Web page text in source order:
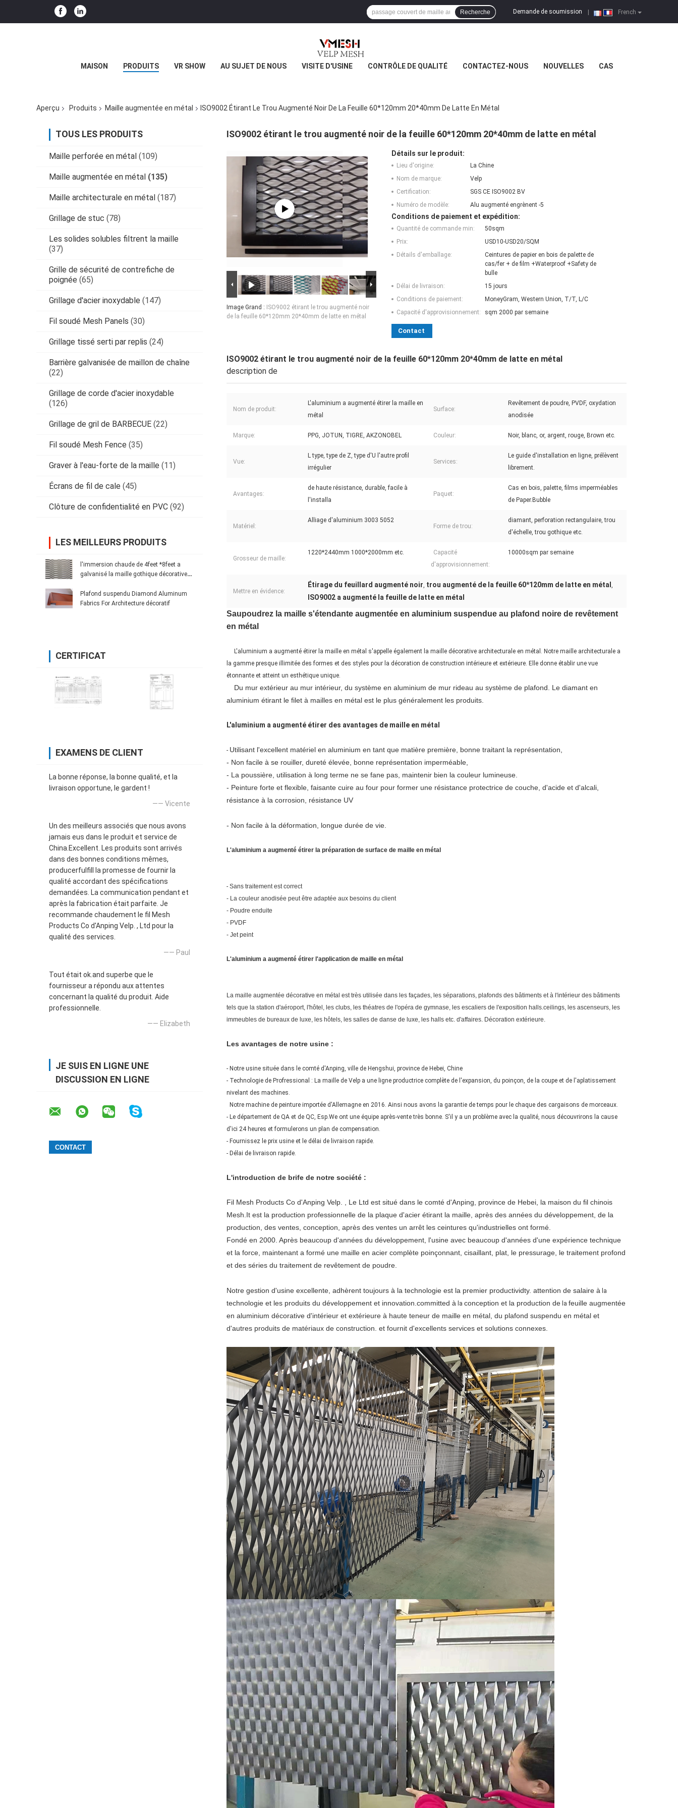
French
Demande de soumission
Recherche
MAISON PRODUITS VR SHOW AU SUJET DE NOUS VISITE D'USINE CONTRÔLE DE QUALITÉ CONTACTEZ-NOUS NOUVELLES CAS
Aperçu Produits Maille augmentée en métal ISO9002 Étirant Le Trou Augmenté Noir De La Feuille 60*120mm 20*40mm De Latte En Métal
TOUS LES PRODUITS
Maille perforée en métal (109)
Maille augmentée en métal (135)
Maille architecturale en métal (187)
Grillage de stuc (78)
Les solides solubles filtrent la maille
(37)
Grille de sécurité de contrefiche de
poignée (65)
Grillage d'acier inoxydable (147)
Fil soudé Mesh Panels (30)
Grillage tissé serti par replis (24)
Barrière galvanisée de maillon de chaîne
(22)
Grillage de corde d'acier inoxydable
(126)
Grillage de gril de BARBECUE (22)
Fil soudé Mesh Fence (35)
Graver à l'eau-forte de la maille (11)
Écrans de fil de cale (45)
Clôture de confidentialité en PVC (92)
LES MEILLEURS PRODUITS
l'immersion chaude de 4feet *8feet a
galvanisé la maille gothique décorative
Plafond suspendu Diamond Aluminum
Fabrics For Architecture décoratif
CERTIFICAT
EXAMENS DE CLIENT
La bonne réponse, la bonne qualité, et la
livraison opportune, le gardent !
—— Vicente
Un des meilleurs associés que nous avons
jamais eus dans le produit et service de
China.Excellent. Les produits sont arrivés
dans des bonnes conditions mêmes,
producerfulfill la promesse de fournir la
qualité accordant des spécifications
demandées. La communication pendant et
après la fabrication était parfaite. Je
recommande chaudement le fil Mesh
Products Co d'Anping Velp. , Ltd pour la
qualité des services.
—— Paul
Tout était ok.and superbe que le
fournisseur a répondu aux attentes
concernant la qualité du produit. Aide
professionnelle.
—— Elizabeth
JE SUIS EN LIGNE UNE
DISCUSSION EN LIGNE
ISO9002 étirant le trou augmenté noir de la feuille 60*120mm 20*40mm de latte en métal
Image Grand : ISO9002 étirant le trou augmenté noir
de la feuille 60*120mm 20*40mm de latte en métal
Détails sur le produit:
Lieu d'origine:
La Chine
Nom de marque:
Velp
Certification:
SGS CE ISO9002 BV
Numéro de modèle:
Alu augmenté engrènent -5
Conditions de paiement et expédition:
Quantité de commande min:
50sqm
Prix:
USD10-USD20/SQM
Détails d'emballage:
Ceintures de papier en bois de palette de
cas/fer + de film +Waterproof +Safety de
bulle
Délai de livraison:
15 jours
Conditions de paiement:
MoneyGram, Western Union, T/T, L/C
Capacité d'approvisionnement:
sqm 2000 par semaine
Contact
ISO9002 étirant le trou augmenté noir de la feuille 60*120mm 20*40mm de latte en métal
description de
Nom de produit:
L'aluminium a augmenté étirer la maille en
métal
Surface:
Revêtement de poudre, PVDF, oxydation
anodisée
Marque: PPG, JOTUN, TIGRE, AKZONOBEL Couleur: Noir, blanc, or, argent, rouge, Brown etc.
Vue:
L type, type de Z, type d'U l'autre profil
irrégulier
Services:
Le guide d'installation en ligne, prélèvent
librement.
Avantages:
de haute résistance, durable, facile à
l'installa
Paquet:
Cas en bois, palette, films imperméables
de Paper.Bubble
Matériel:
Alliage d'aluminium 3003 5052
Forme de trou:
diamant, perforation rectangulaire, trou
d'échelle, trou gothique etc.
Grosseur de maille:
1220*2440mm 1000*2000mm etc.
Capacité
d'approvisionnement:
10000sqm par semaine
Mettre en évidence:
Étirage du feuillard augmenté noir, trou augmenté de la feuille 60*120mm de latte en métal ,
ISO9002 a augmenté la feuille de latte en métal
Saupoudrez la maille s'étendante augmentée en aluminium suspendue au plafond noire de revêtement
en métal
L'aluminium a augmenté étirer la maille en métal s'appelle également la maille décorative architecturale en métal. Notre maille architecturale a
la gamme presque illimitée des formes et des styles pour la décoration de construction intérieure et extérieure. Elle donne établir une vue
étonnante et atteint un esthétique unique.
Du mur extérieur au mur intérieur, du système en aluminium de mur rideau au système de plafond. Le diamant en
aluminium étirant le filet à mailles en métal est le plus généralement les produits.
L'aluminium a augmenté étirer des avantages de maille en métal
- Utilisant l'excellent matériel en aluminium en tant que matière première, bonne traitant la représentation,
- Non facile à se rouiller, dureté élevée, bonne représentation imperméable,
- La poussière, utilisation à long terme ne se fane pas, maintenir bien la couleur lumineuse.
- Peinture forte et flexible, faisante cuire au four pour former une résistance protectrice de couche, d'acide et d'alcali,
résistance à la corrosion, résistance UV
- Non facile à la déformation, longue durée de vie.
L'aluminium a augmenté étirer la préparation de surface de maille en métal
- Sans traitement est correct
- La couleur anodisée peut être adaptée aux besoins du client
- Poudre enduite
- PVDF
- Jet peint
L'aluminium a augmenté étirer l'application de maille en métal
La maille augmentée décorative en métal est très utilisée dans les façades, les séparations, plafonds des bâtiments et à l'intérieur des bâtiments
tels que la station d'aéroport, l'hôtel, les clubs, les théatres de l'opéra de gymnase, les escaliers de l'exposition halls.ceilings, les ascenseurs, les
immeubles de bureaux de luxe, les hôtels, les salles de danse de luxe, les halls etc. d'affaires. Décoration extérieure.
Les avantages de notre usine :
- Notre usine située dans le comté d'Anping, ville de Hengshui, province de Hebei, Chine
- Technologie de Profressional : La maille de Velp a une ligne productrice complète de l'expansion, du poinçon, de la coupe et de l'aplatissement
nivelant des machines.
Notre machine de peinture importée d'Allemagne en 2016. Ainsi nous avons la garantie de temps pour le chaque des cargaisons de morceaux.
- Le département de QA et de QC, Esp.We ont une équipe après-vente très bonne. S'il y a un problème avec la qualité, nous découvrirons la cause
d'ici 24 heures et formulerons un plan de compensation.
- Fournissez le prix usine et le délai de livraison rapide.
- Délai de livraison rapide.
L'introduction de brife de notre société :
Fil Mesh Products Co d'Anping Velp. , Le Ltd est situé dans le comté d'Anping, province de Hebei, la maison du fil chinois
Mesh.It est la production professionnelle de la plaque d'acier étirant la maille, après des années du développement, de la
production, des ventes, conception, après des ventes un arrêt les ceintures qu'industrielles ont formé.
Fondé en 2000. Après beaucoup d'années du développement, l'usine avec beaucoup d'années d'une expérience technique
et la force, maintenant a formé une maille en acier complète poinçonnant, cisaillant, plat, le pressurage, le traitement profond
et des séries du traitement de revêtement de poudre.
Notre gestion d'usine excellente, adhèrent toujours à la technologie est la premier productividty. attention de salaire à la
technologie et les produits du développement et innovation.committed à la conception et la production de la feuille augmentée
en aluminium décorative d'intérieur et extérieure à haute teneur de maille en métal, du plafond suspendu en métal et
d'autres produits de matériaux de construction. et fournit d'excellents services et solutions connexes.